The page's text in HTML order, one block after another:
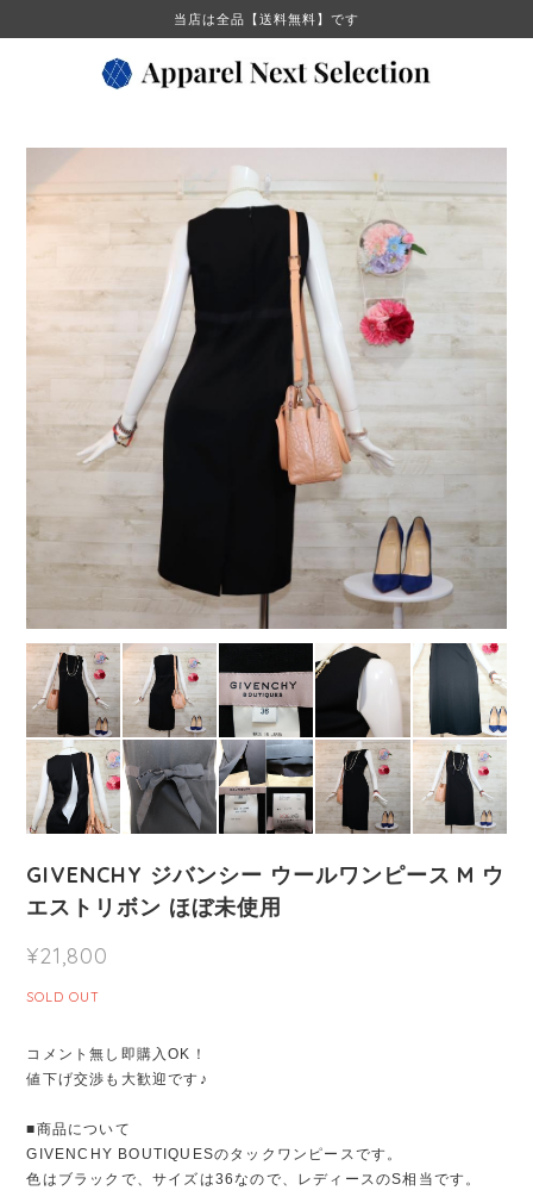
当店は全品【送料無料】です
GIVENCHY ジバンシー ウールワンピース M ウ
エストリボン ほぼ未使用
¥21,800
SOLD OUT
コメント無し即購入OK！
値下げ交渉も大歓迎です♪
■商品について
GIVENCHY BOUTIQUESのタックワンピースです。
色はブラックで、サイズは36なので、レディースのS相当です。